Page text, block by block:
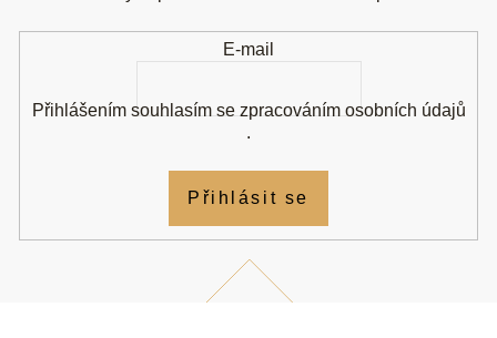
E-mail
Přihlášením souhlasím se zpracováním osobních údajů
.
Přihlásit se